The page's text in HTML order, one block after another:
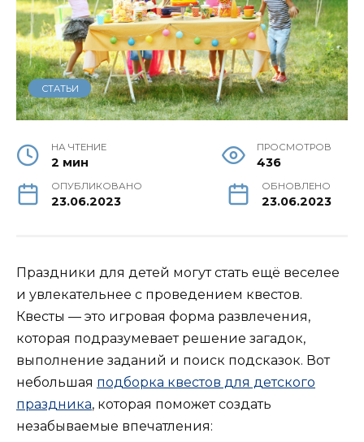
СТАТЬИ
НА ЧТЕНИЕ
2 мин
ПРОСМОТРОВ
436
ОПУБЛИКОВАНО
23.06.2023
ОБНОВЛЕНО
23.06.2023
Праздники для детей могут стать ещё веселее
и увлекательнее с проведением квестов.
Квесты — это игровая форма развлечения,
которая подразумевает решение загадок,
выполнение заданий и поиск подсказок. Вот
небольшая подборка квестов для детского
праздника, которая поможет создать
незабываемые впечатления: